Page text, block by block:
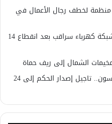
لخطف رجال الأعمال في
وزير الطاقة السوري: بدء تاهيل شبكة كهرباء سراقب بعد انقطاع 14
الجلسة الخامسة لمحاكمة احمد حسون.. تاجيل إصدار الحكم إلى 24